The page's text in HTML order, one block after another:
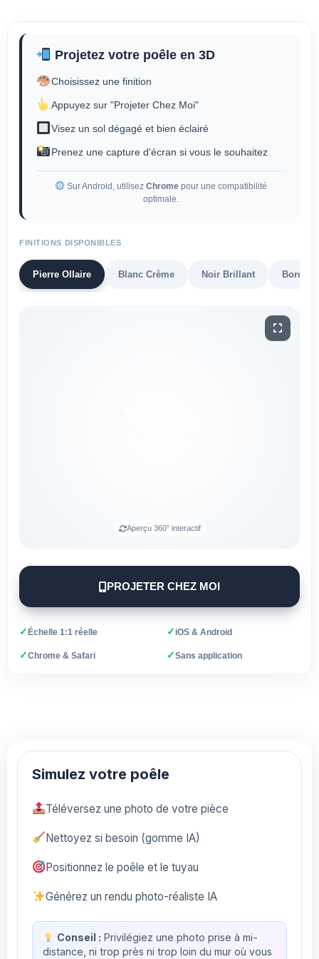
Projetez votre poêle en 3D
Choisissez une finition
Appuyez sur "Projeter Chez Moi"
Visez un sol dégagé et bien éclairé
Prenez une capture d'écran si vous le souhaitez
Sur Android, utilisez Chromepour une compatibilité
optimale.
FINITIONS DISPONIBLES
Pierre Ollaire Blanc Crème Noir Brillant
Aperçu 360° interactif
PROJETER CHEZ MOI
✓Échelle 1:1 réelle ✓iOS & Android
✓Chrome & Safari ✓Sans application
Simulez votre poêle
Téléversez une photo de votre pièce
Nettoyez si besoin (gomme IA)
Positionnez le poêle et le tuyau
Générez un rendu photo-réaliste IA
Conseil : Privilégiez une photo prise à mi-
distance, ni trop près ni trop loin du mur où vous